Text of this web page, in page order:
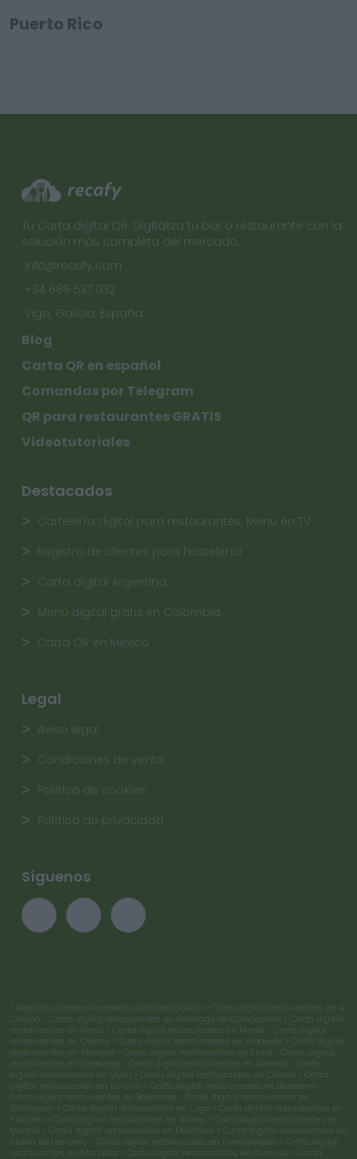
Puerto Rico
Tu Carta digital QR. Digitaliza tu bar o restaurante con la
solución más completa del mercado.
info@recafy.com
+34 689 537 032
Vigo, Galicia, España
Blog
Carta QR en español
Comandas por Telegram
QR para restaurantes GRATIS
Videotutoriales
Destacados
Cartelería digital para restaurantes. Menú en TV
Registro de clientes para hostelería
Carta digital Argentina
Menú digital gratis en Colombia
Carta QR en México
Legal
Aviso legal
Condiciones de venta
Política de cookies
Política de privacidad
Síguenos
> Registro clientes hostelería Xunta de Galicia > Carta digital restaurantes en A
Coruña > Carta digital restaurantes en Santiago de Compostela > Carta digital
restaurantes en Ferrol > Carta digital restaurantes en Narón > Carta digital
restaurantes en Oleiros > Carta digital restaurantes en Albacete > Carta digital
restaurantes en Alicante > Carta digital restaurantes en Elche > Carta digital
restaurantes en Torrevieja > Carta digital restaurantes en Almería > Carta
digital restaurantes en Gijón > Carta digital restaurantes en Oviedo > Carta
digital restaurantes en Eivissa > Carta digital restaurantes en Barcelona >
Carta digital restaurantes en Badalona > Carta digital restaurantes en
Santander > Carta digital restaurantes en Lugo > Carta digital restaurantes en
Ribadeo > Carta digital restaurantes en Burela > Carta digital restaurantes en
Madrid > Carta digital restaurantes en Móstoles > Carta digital restaurantes en
Alcalá de Henares > Carta digital restaurantes en Fuenlabrada > Carta digital
restaurantes en Marbella > Carta digital restaurantes en Ourense > Carta